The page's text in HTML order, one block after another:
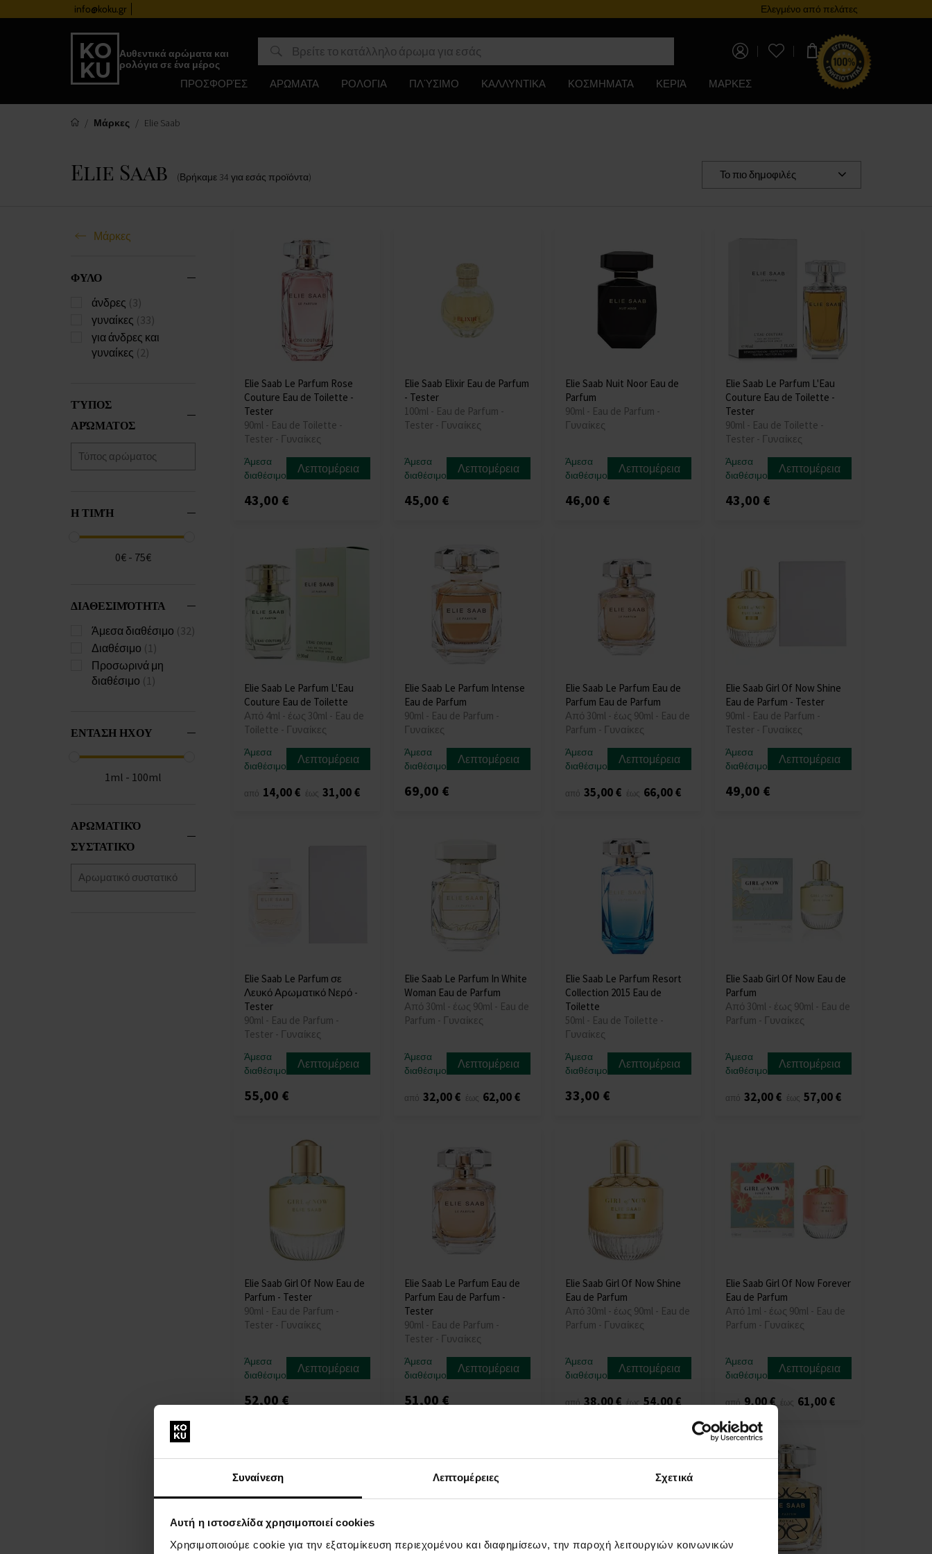
Συναίνεση Λεπτομέρειες Σχετικά
Αυτή η ιστοσελίδα χρησιμοποιεί cookies
Χρησιμοποιούμε cookie για την εξατομίκευση περιεχομένου και διαφημίσεων, την παροχή λειτουργιών κοινωνικών
info@koku.gr Πρόγραμμα επιβράβευσηςΕλεγμένο από πελάτες
Αυθεντικά αρώματα και
ρολόγια σε ένα μέρος
0,00 €
ΠΡΟΣΦΟΡΈΣ ΑΡΩΜΑΤΑ ΡΟΛΟΓΙΑ ΠΛΎΣΙΜΟ ΚΑΛΛΥΝΤΙΚΑ ΚΟΣΜΗΜΑΤΑ ΚΕΡΙΆ ΜΑΡΚΕΣ
Μάρκες Elie Saab
Elie Saab (Βρήκαμε 34 για εσάς προϊόντα) Το πιο δημοφιλές
Μάρκες
ΦΥΛΟ
άνδρες (3)
γυναίκες (33)
για άνδρες και
γυναίκες (2)
ΤΎΠΟΣ
ΑΡΏΜΑΤΟΣ
Η ΤΙΜΉ
0€ - 75€
ΔΙΑΘΕΣΙΜΌΤΗΤΑ
Άμεσα διαθέσιμο (32)
Διαθέσιμο (1)
Προσωρινά μη
διαθέσιμο (1)
ΕΝΤΑΣΗ ΗΧΟΥ
1ml - 100ml
ΑΡΩΜΑΤΙΚΌ
ΣΥΣΤΑΤΙΚΌ
Elie Saab Le Parfum Rose
Couture Eau de Toilette -
Tester
90ml - Eau de Toilette -
Tester - Γυναίκες
Άμεσα
διαθέσιμο
Λεπτομέρεια
43,00 €
Elie Saab Elixir Eau de Parfum
- Tester
100ml - Eau de Parfum -
Tester - Γυναίκες
Άμεσα
διαθέσιμο
Λεπτομέρεια
45,00 €
Elie Saab Nuit Noor Eau de
Parfum
90ml - Eau de Parfum -
Γυναίκες
Άμεσα
διαθέσιμο
Λεπτομέρεια
46,00 €
Elie Saab Le Parfum L'Eau
Couture Eau de Toilette -
Tester
90ml - Eau de Toilette -
Tester - Γυναίκες
Άμεσα
διαθέσιμο
Λεπτομέρεια
43,00 €
Elie Saab Le Parfum L'Eau
Couture Eau de Toilette
Από 4ml - έως 30ml - Eau de
Toilette - Γυναίκες
Άμεσα
διαθέσιμο
Λεπτομέρεια
από 14,00 € έως 31,00 €
Elie Saab Le Parfum Intense
Eau de Parfum
90ml - Eau de Parfum -
Γυναίκες
Άμεσα
διαθέσιμο
Λεπτομέρεια
69,00 €
Elie Saab Le Parfum Eau de
Parfum Eau de Parfum
Από 30ml - έως 90ml - Eau de
Parfum - Γυναίκες
Άμεσα
διαθέσιμο
Λεπτομέρεια
από 35,00 € έως 66,00 €
Elie Saab Girl Of Now Shine
Eau de Parfum - Tester
90ml - Eau de Parfum -
Tester - Γυναίκες
Άμεσα
διαθέσιμο
Λεπτομέρεια
49,00 €
Elie Saab Le Parfum σε
Λευκό Αρωματικό Νερό -
Tester
90ml - Eau de Parfum -
Tester - Γυναίκες
Άμεσα
διαθέσιμο
Λεπτομέρεια
55,00 €
Elie Saab Le Parfum In White
Woman Eau de Parfum
Από 30ml - έως 90ml - Eau de
Parfum - Γυναίκες
Άμεσα
διαθέσιμο
Λεπτομέρεια
από 32,00 € έως 62,00 €
Elie Saab Le Parfum Resort
Collection 2015 Eau de
Toilette
50ml - Eau de Toilette -
Γυναίκες
Άμεσα
διαθέσιμο
Λεπτομέρεια
33,00 €
Elie Saab Girl Of Now Eau de
Parfum
Από 30ml - έως 90ml - Eau de
Parfum - Γυναίκες
Άμεσα
διαθέσιμο
Λεπτομέρεια
από 32,00 € έως 57,00 €
Elie Saab Girl Of Now Eau de
Parfum - Tester
90ml - Eau de Parfum -
Tester - Γυναίκες
Άμεσα
διαθέσιμο
Λεπτομέρεια
52,00 €
Elie Saab Le Parfum Eau de
Parfum Eau de Parfum -
Tester
90ml - Eau de Parfum -
Tester - Γυναίκες
Άμεσα
διαθέσιμο
Λεπτομέρεια
51,00 €
Elie Saab Girl Of Now Shine
Eau de Parfum
Από 30ml - έως 90ml - Eau de
Parfum - Γυναίκες
Άμεσα
διαθέσιμο
Λεπτομέρεια
από38,00 € έως54,00 €
Elie Saab Girl Of Now Forever
Eau de Parfum
Από 1ml - έως 90ml - Eau de
Parfum - Γυναίκες
Άμεσα
διαθέσιμο
Λεπτομέρεια
από9,00 € έως 61,00 €